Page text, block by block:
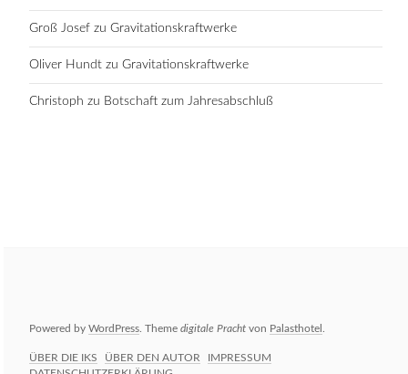
Groß Josefzu Gravitationskraftwerke
Oliver Hundtzu Gravitationskraftwerke
Christoph zu Botschaft zum Jahresabschluß
Powered by WordPress. Theme digitale Prachtvon Palasthotel
ÜBER DIE IKS ÜBER DEN AUTOR
IMPRESSUM